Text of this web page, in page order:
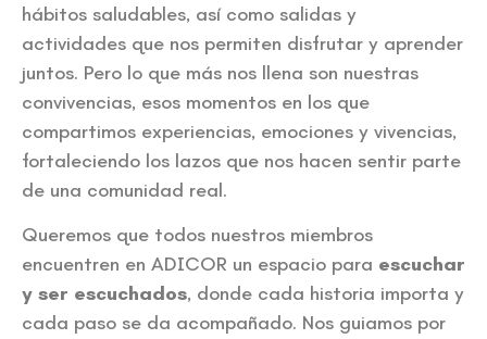
hábitos saludables, así como salidas y
actividades que nos permiten disfrutar y aprender
juntos. Pero lo que más nos llena son nuestras
convivencias, esos momentos en los que
compartimos experiencias, emociones y vivencias,
fortaleciendo los lazos que nos hacen sentir parte
de una comunidad real.
Queremos que todos nuestros miembros
encuentren en ADICOR un espacio para escuchar
y ser escuchados, donde cada historia importa y
cada paso se da acompañado. Nos guiamos por